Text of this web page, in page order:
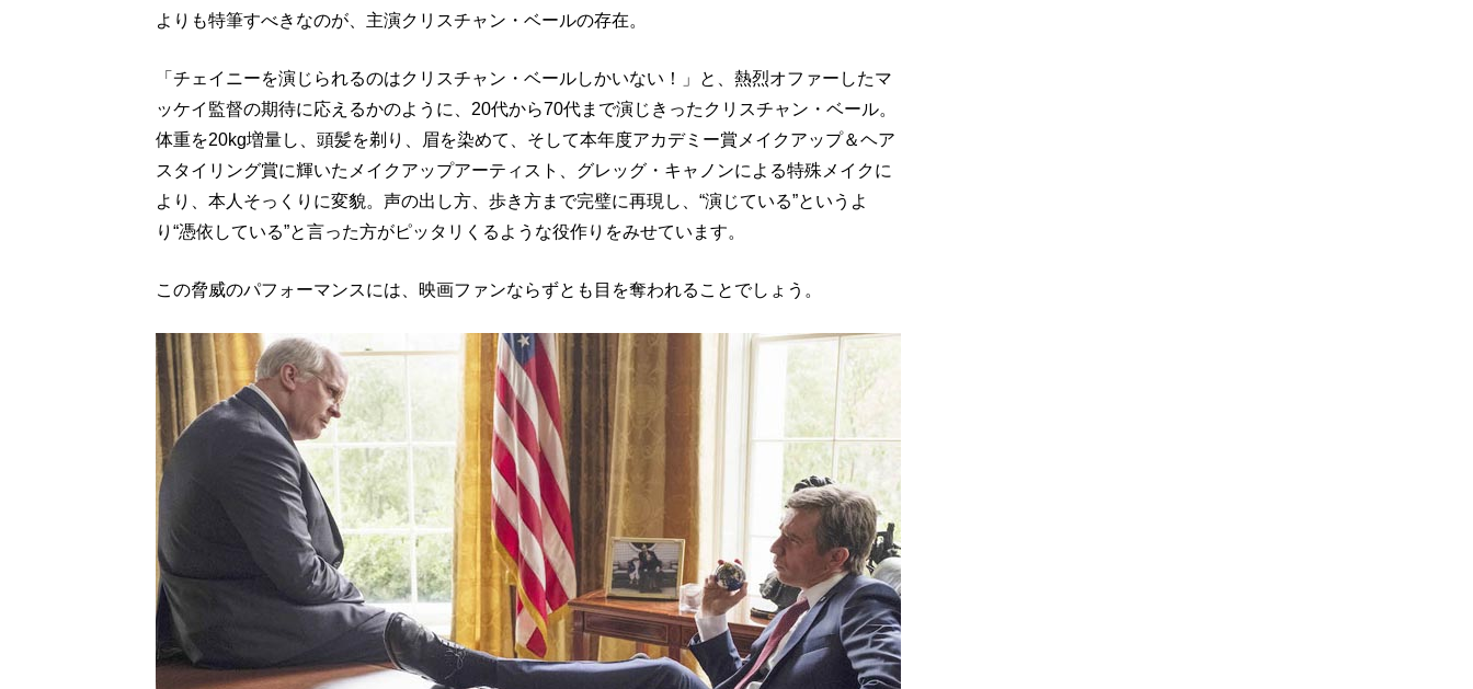
よりも特筆すべきなのが、主演クリスチャン・ベールの存在。
「チェイニーを演じられるのはクリスチャン・ベールしかいない！」と、熱烈オファーしたマ
ッケイ監督の期待に応えるかのように、20代から70代まで演じきったクリスチャン・ベール。
体重を20kg増量し、頭髪を剃り、眉を染めて、そして本年度アカデミー賞メイクアップ＆ヘア
スタイリング賞に輝いたメイクアップアーティスト、グレッグ・キャノンによる特殊メイクに
より、本人そっくりに変貌。声の出し方、歩き方まで完璧に再現し、“演じている”というよ
り“憑依している”と言った方がピッタリくるような役作りをみせています。
この脅威のパフォーマンスには、映画ファンならずとも目を奪われることでしょう。